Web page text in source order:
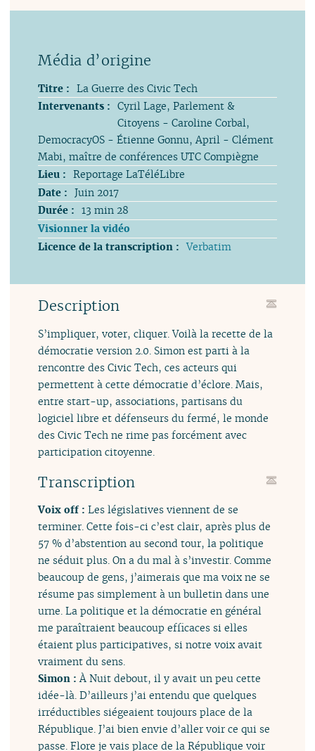
Titre : La Guerre des Civic Tech
Intervenants : Cyril Lage, Parlement &
Citoyens - Caroline Corbal,
DemocracyOS - Étienne Gonnu, April - Clément
Mabi, maître de conférences UTC Compiègne
Lieu : Reportage LaTéléLibre
Date : Juin 2017
Durée : 13 min 28
Visionner la vidéo
Licence de la transcription : Verbatim
Description
S’impliquer, voter, cliquer. Voilà la recette de la
démocratie version 2.0. Simon est parti à la
rencontre des Civic Tech, ces acteurs qui
permettent à cette démocratie d’éclore. Mais,
entre start-up, associations, partisans du
logiciel libre et défenseurs du fermé, le monde
des Civic Tech ne rime pas forcément avec
participation citoyenne.
Transcription
Voix off :Les législatives viennent de se
terminer. Cette fois-ci c’est clair, après plus de
57 % d’abstention au second tour, la politique
ne séduit plus. On a du mal à s’investir. Comme
beaucoup de gens, j’aimerais que ma voix ne se
résume pas simplement à un bulletin dans une
urne. La politique et la démocratie en général
me paraîtraient beaucoup efficaces si elles
étaient plus participatives, si notre voix avait
vraiment du sens.
Simon :À Nuit debout, il y avait un peu cette
idée-là. D’ailleurs j’ai entendu que quelques
irréductibles siégeaient toujours place de la
République. J’ai bien envie d’aller voir ce qui se
passe. Flore je vais place de la République voir